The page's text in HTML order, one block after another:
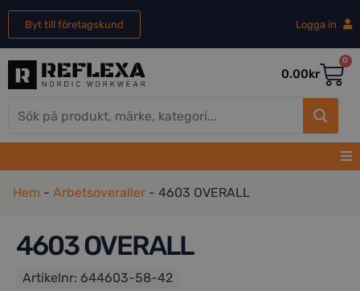
Byt till företagskund Logga in
0.00kr
0
Hem - Arbetsoveraller - 4603 OVERALL
4603 OVERALL
Artikelnr: 644603-58-42